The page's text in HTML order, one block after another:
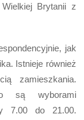
Brytanii z
jak
Istnieje również
zamieszkania.
są wyborami
7.00 do 21.00.